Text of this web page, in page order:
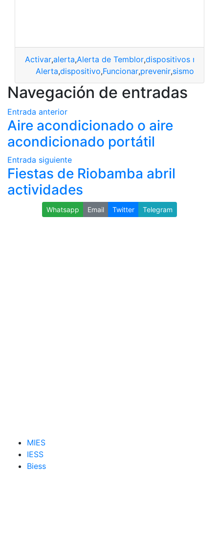
Activar,alerta,Alerta de Temblor,dispositivos
Alerta,dispositivo,Funcionar,prevenir,sismo
Navegación de entradas
Entrada anterior
Aire acondicionado o aire
acondicionado portátil
Entrada siguiente
Fiestas de Riobamba abril
actividades
Whatsapp Email Twitter Telegram
MIES
IESS
Biess